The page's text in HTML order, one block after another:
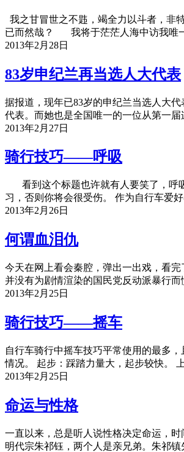
我之甘冒世之不韪，竭全力以斗者，非
已而然哉？ 我将于茫茫人海中访我唯
2013年2月28日
83岁申纪兰再当选人大代表
据报道，现年已83岁的申纪兰当选人大
代表。而她也是全国唯一的一位从第一
2013年2月27日
骑行技巧——呼吸
看到这个标题也许就有人要笑了，呼
习，否则你将会很受伤。 作为自行车爱
2013年2月26日
何谓血泪仇
今天在网上看会秦腔，弹出一出戏，看
并没有为剧情渲染的国民党反动派暴行
2013年2月25日
骑行技巧——摇车
自行车骑行中摇车技巧平常使用的最多
情况。 起步：踩踏力量大，起步较快。
2013年2月25日
命运与性格
一直以来，总是听人说性格决定命运，
明代宗朱祁钰，两个人是亲兄弟。朱祁